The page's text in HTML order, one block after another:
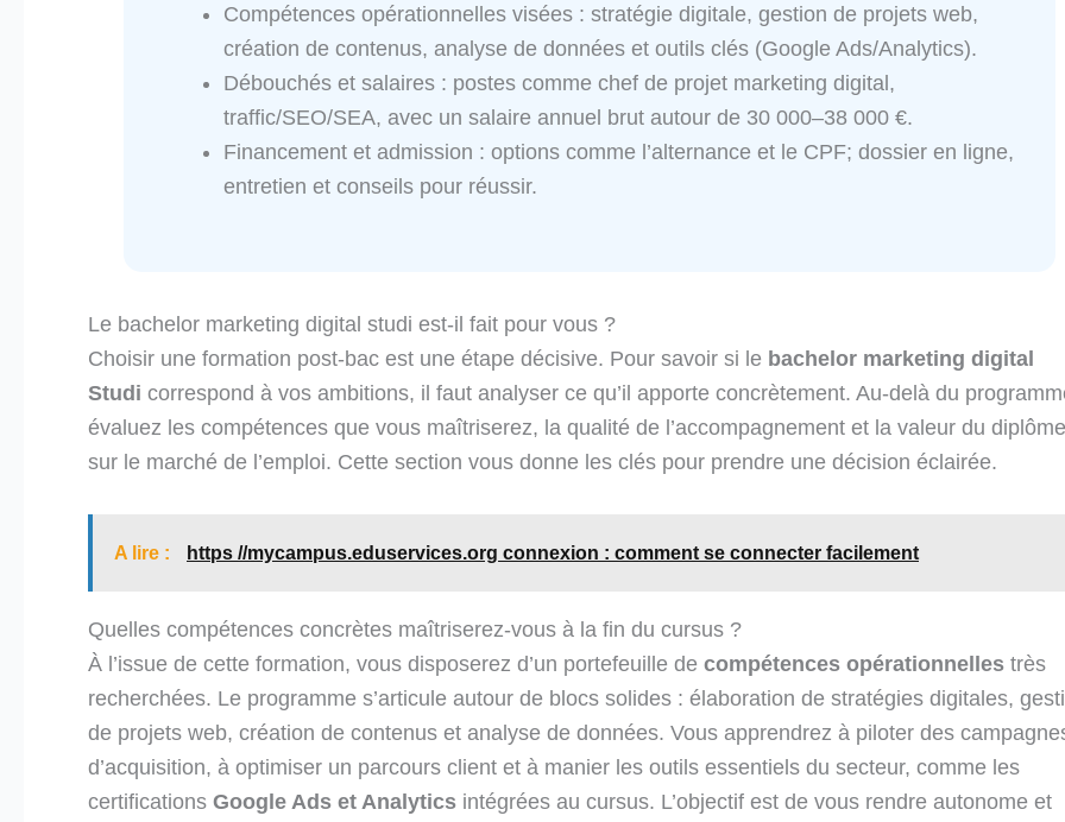
Compétences opérationnelles visées : stratégie digitale, gestion de projets web,
création de contenus, analyse de données et outils clés (Google Ads/Analytics).
Débouchés et salaires : postes comme chef de projet marketing digital,
traffic/SEO/SEA, avec un salaire annuel brut autour de 30 000–38 000 €.
Financement et admission : options comme l’alternance et le CPF; dossier en ligne,
entretien et conseils pour réussir.
Le bachelor marketing digital studi est-il fait pour vous ?
Choisir une formation post-bac est une étape décisive. Pour savoir si le bachelor marketing digital
Studi correspond à vos ambitions, il faut analyser ce qu’il apporte concrètement. Au-delà du
évaluez les compétences que vous maîtriserez, la qualité de l’accompagnement et la valeur du diplôme
sur le marché de l’emploi. Cette section vous donne les clés pour prendre une décision éclairée.
A lire : https //mycampus.eduservices.org connexion : comment se connecter facilement
Quelles compétences concrètes maîtriserez-vous à la fin du cursus ?
À l’issue de cette formation, vous disposerez d’un portefeuille de compétences opérationnelles très
recherchées. Le programme s’articule autour de blocs solides : élaboration de stratégies digitales,
de projets web, création de contenus et analyse de données. Vous apprendrez à piloter des
d’acquisition, à optimiser un parcours client et à manier les outils essentiels du secteur, comme les
certifications Google Ads et Analytics intégrées au cursus. L’objectif est de vous rendre autonome et